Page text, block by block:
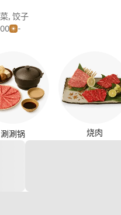
, 饺子
-
涮涮锅 烧肉